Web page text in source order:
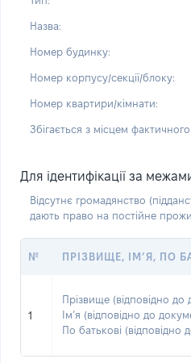
Назва:
Номер будинку:
Номер корпусу/секції/блоку:
Номер квартири/кімнати:
Збігається з місцем
Для ідентифікації за
Відсутнє громадянство
дають право на постійне
№ ПРІЗВИЩЕ, ІМ’Я, ПО
1
Прізвище (відповідно
Ім’я (відповідно до
По батькові (відповідно